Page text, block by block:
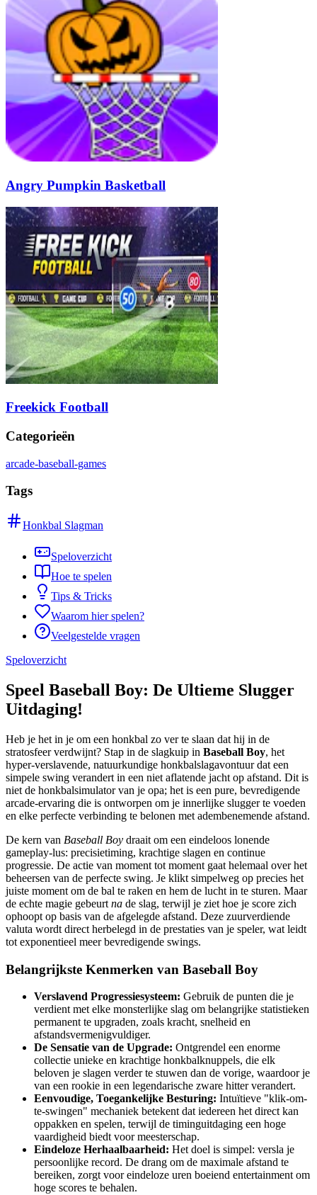
Angry Pumpkin Basketball
Freekick Football
Categorieën
arcade-baseball-games
Tags
Honkbal Slagman
Speloverzicht
Hoe te spelen
Tips & Tricks
Waarom hier spelen?
Veelgestelde vragen
Speloverzicht
Speel Baseball Boy: De Ultieme Slugger
Uitdaging!
Heb je het in je om een honkbal zo ver te slaan dat hij in de
stratosfeer verdwijnt? Stap in de slagkuip in Baseball Boy, het
hyper-verslavende, natuurkundige honkbalslagavontuur dat een
simpele swing verandert in een niet aflatende jacht op afstand. Dit is
niet de honkbalsimulator van je opa; het is een pure, bevredigende
arcade-ervaring die is ontworpen om je innerlijke slugger te voeden
en elke perfecte verbinding te belonen met adembenemende afstand.
De kern van Baseball Boy draait om een eindeloos lonende
gameplay-lus: precisietiming, krachtige slagen en continue
progressie. De actie van moment tot moment gaat helemaal over het
beheersen van de perfecte swing. Je klikt simpelweg op precies het
juiste moment om de bal te raken en hem de lucht in te sturen. Maar
de echte magie gebeurt na de slag, terwijl je ziet hoe je score zich
ophoopt op basis van de afgelegde afstand. Deze zuurverdiende
valuta wordt direct herbelegd in de prestaties van je speler, wat leidt
tot exponentieel meer bevredigende swings.
Belangrijkste Kenmerken van Baseball Boy
Verslavend Progressiesysteem: Gebruik de punten die je
verdient met elke monsterlijke slag om belangrijke statistieken
permanent te upgraden, zoals kracht, snelheid en
afstandsvermenigvuldiger.
De Sensatie van de Upgrade: Ontgrendel een enorme
collectie unieke en krachtige honkbalknuppels, die elk
beloven je slagen verder te stuwen dan de vorige, waardoor je
van een rookie in een legendarische zware hitter verandert.
Eenvoudige, Toegankelijke Besturing: Intuïtieve "klik-om-
te-swingen" mechaniek betekent dat iedereen het direct kan
oppakken en spelen, terwijl de timinguitdaging een hoge
vaardigheid biedt voor meesterschap.
Eindeloze Herhaalbaarheid: Het doel is simpel: versla je
persoonlijke record. De drang om de maximale afstand te
bereiken, zorgt voor eindeloze uren boeiend entertainment om
hoge scores te behalen.